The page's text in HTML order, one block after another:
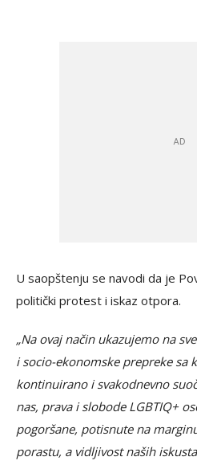
U saopštenju se navodi da je
politički protest i iskaz otpora.
„Na ovaj način ukazujemo na
i socio-ekonomske prepreke sa
kontinuirano i svakodnevno
nas, prava i slobode LGBTIQ+
pogoršane, potisnute na
porastu, a vidljivost naših